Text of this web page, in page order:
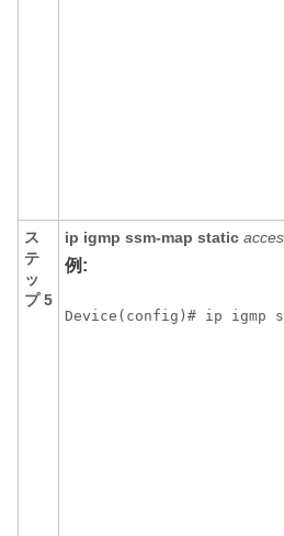
ス
テ
ッ
プ 5
ip igmp ssm-map static
例:
Device(config)# ip igmp